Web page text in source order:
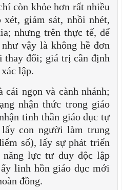
còn khỏe hơn rất nhiều
giám sát, nhồi nhét,
nhưng trên thực tế, để
vậy là không hề đơn
thay đổi; giá trị cần định
lập.
ngọn và cành nhánh;
nhận thức trong giáo
tinh thần giáo dục tự
con người làm trung
số), lấy sự phát triển
năng lực tư duy độc lập
linh hồn giáo dục mới
đồng.